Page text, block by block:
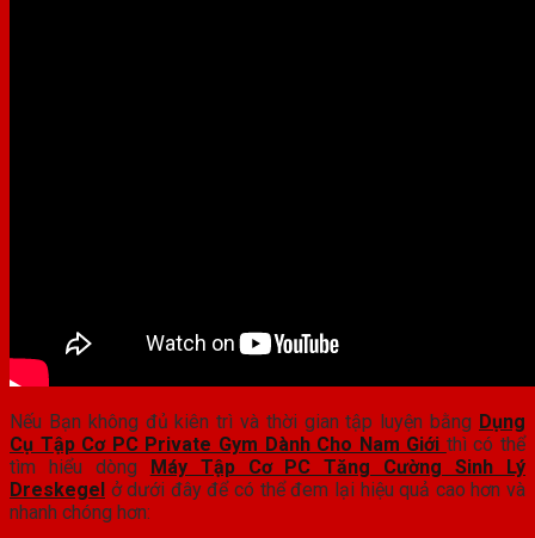
Nếu Bạn không đủ kiên trì và thời gian tập luyện bằng Dụng
Cụ Tập Cơ PC Private Gym Dành Cho Nam Giới thì có thể
tìm hiểu dòng Máy Tập Cơ PC Tăng Cường Sinh Lý
Dreskegel ở dưới đây để có thể đem lại hiệu quả cao hơn và
nhanh chóng hơn: